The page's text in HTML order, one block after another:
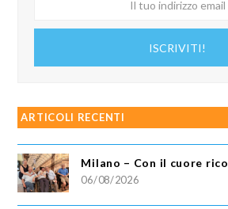
ISCRIVITI!
ARTICOLI RECENTI
Milano – Con il cuore
06/08/2026